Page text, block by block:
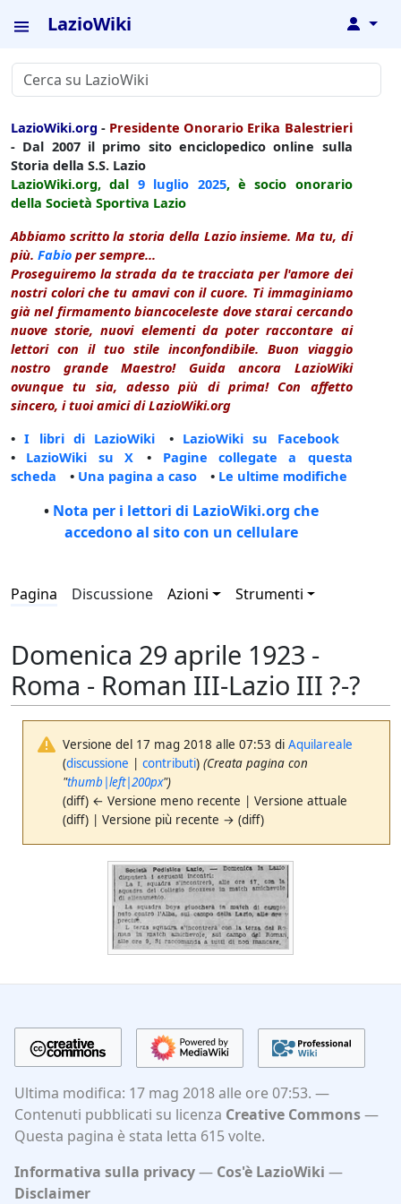
LazioWiki ↓
LazioWiki.org - Presidente Onorario Erika Balestrieri
- Dal 2007 il primo sito enciclopedico online sulla
Storia della S.S. Lazio
LazioWiki.org, dal 9 luglio 2025, è socio onorario
della Società Sportiva Lazio
Abbiamo scritto la storia della Lazio insieme. Ma tu, di
più. Fabio per sempre...
Proseguiremo la strada da te tracciata per l'amore dei
nostri colori che tu amavi con il cuore. Ti immaginiamo
già nel firmamento biancoceleste dove starai cercando
nuove storie, nuovi elementi da poter raccontare ai
lettori con il tuo stile inconfondibile. Buon viaggio
nostro grande Maestro! Guida ancora LazioWiki
ovunque tu sia, adesso più di prima! Con affetto
sincero, i tuoi amici di LazioWiki.org
•I libri di LazioWiki • LazioWiki su Facebook
• LazioWiki su X • Pagine collegate a questa
scheda • Una pagina a caso • Le ultime modifiche
• Nota per i lettori di LazioWiki.org che
accedono al sito con un cellulare
Pagina Discussione Azioni Strumenti
Domenica 29 aprile 1923 -
Roma - Roman III-Lazio III ?-?
Versione del 17 mag 2018 alle 07:53 diAquilareale
(discussione |contributi) (Creata pagina con
"thumb|left|200px")
(diff) ← Versione meno recente | Versione attuale
(diff) | Versione più recente → (diff)
Ultima modifica: 17 mag 2018 alle ore 07:53.
Contenuti pubblicati su licenza Creative Commons
Questa pagina è stata letta 615 volte.
Informativa sulla privacy
Cos'è LazioWiki
Disclaimer